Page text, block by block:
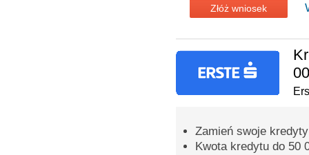
Złóż wniosek
Zamień swoje
Kwota kredytu do 50